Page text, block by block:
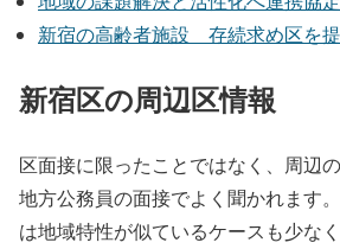
新宿の高齢者施設 存続求め区を
新宿区の周辺区情報
区面接に限ったことではなく、周辺
地方公務員の面接でよく聞かれます
は地域特性が似ているケースも少な